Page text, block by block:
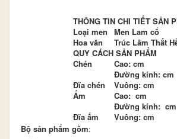
THÔNG TIN CHI TIẾT SẢN
Loại men
Men Lam cổ
Hoa văn
Trúc Lâm Thất
QUY CÁCH SẢN PHẨM
Chén
Cao: cm
Đường kính: cm
Đĩa chén
Vuông: cm
Ấm
Cao: cm
Đường kính: cm
Đĩa ấm
Vuông: cm
Bộ sản phẩm gồm: